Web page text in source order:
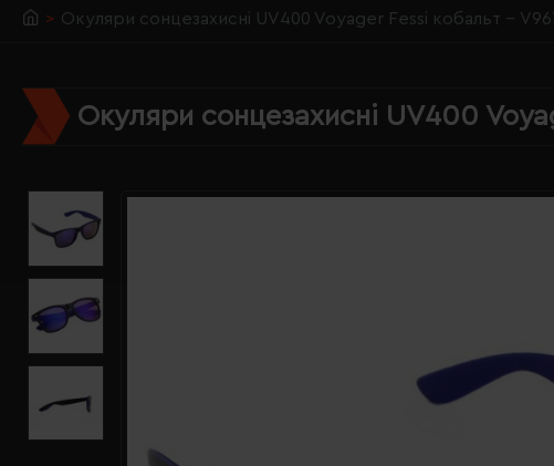
Окуляри сонцезахисні UV400 Voyager Fessi кобальт -
Окуляри сонцезахисні UV400